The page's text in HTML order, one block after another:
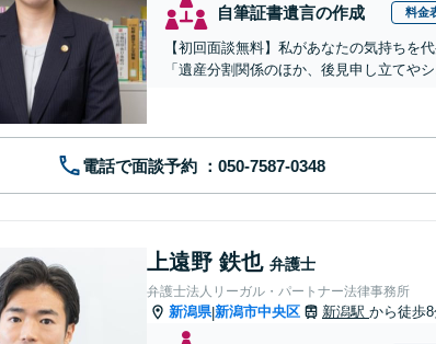
自筆証書遺言の作成 料金
【初回面談無料】私があなたの気持ちを
「遺産分割関係のほか、後見申し立てや
電話で面談予約
上遠野 鉄也 弁護士
弁護士法人リーガル・パートナー法律事務所
新潟県|新潟市中央区 新潟駅 から徒歩